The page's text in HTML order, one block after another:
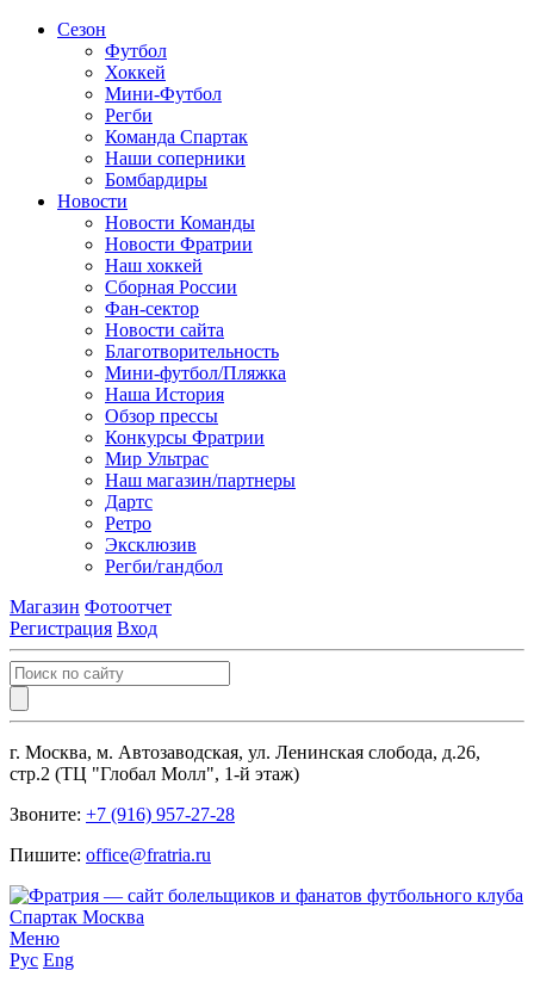
Сезон
Футбол
Хоккей
Мини-Футбол
Регби
Команда Спартак
Наши соперники
Бомбардиры
Новости
Новости Команды
Новости Фратрии
Наш хоккей
Сборная России
Фан-cектор
Новости сайта
Благотворительность
Мини-футбол/Пляжка
Наша История
Обзор прессы
Конкурсы Фратрии
Мир Ультрас
Наш магазин/партнеры
Дартс
Ретро
Эксклюзив
Регби/гандбол
Магазин Фотоотчет
Регистрация Вход
г. Москва, м. Автозаводская, ул. Ленинская слобода, д.26,
стр.2 (ТЦ "Глобал Молл", 1-й этаж)
Звоните: +7 (916) 957-27-28
Пишите: office@fratria.ru
Меню
Рус Eng